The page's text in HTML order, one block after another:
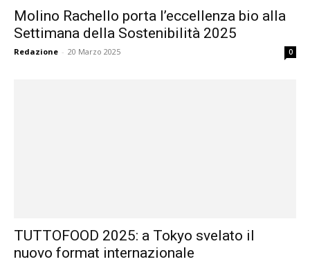
Molino Rachello porta l’eccellenza bio alla
Settimana della Sostenibilità 2025
Redazione - 20 Marzo 2025 0
TUTTOFOOD 2025: a Tokyo svelato il
nuovo format internazionale